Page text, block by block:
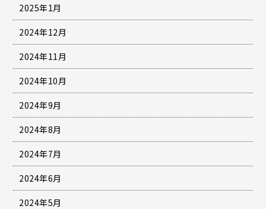
2025年1月
2024年12月
2024年11月
2024年10月
2024年9月
2024年8月
2024年7月
2024年6月
2024年5月